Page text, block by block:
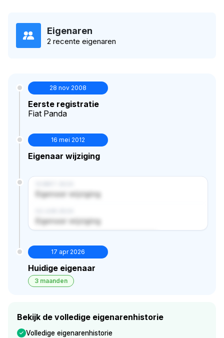
Eigenaren
2 recente eigenaren
28 nov 2008
Eerste registratie
Fiat Panda
16 mei 2012
Eigenaar wijziging
Eigenaar wijziging
Eigenaar wijziging
17 apr 2026
Huidige eigenaar
3 maanden
Bekijk de volledige eigenarenhistorie
Volledige eigenarenhistorie